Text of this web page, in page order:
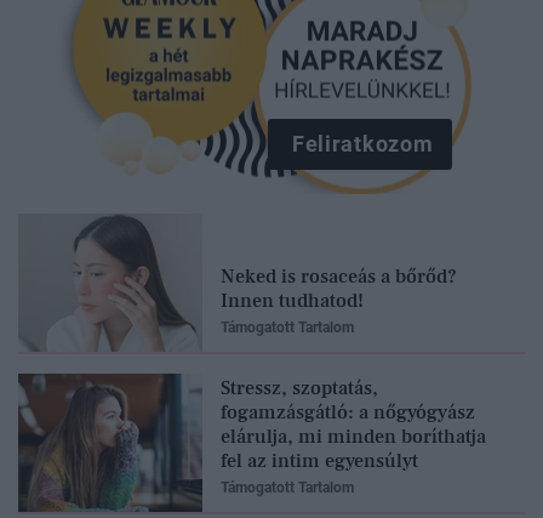
Feliratkozom
Neked is rosaceás a bőrőd?
Innen tudhatod!
Támogatott Tartalom
Stressz, szoptatás,
fogamzásgátló: a nőgyógyász
elárulja, mi minden boríthatja
fel az intim egyensúlyt
Támogatott Tartalom